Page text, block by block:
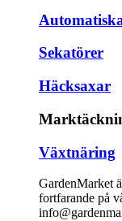
Sekatörer
Häcksaxar
Växtnäring
GardenMarket
fortfarande på